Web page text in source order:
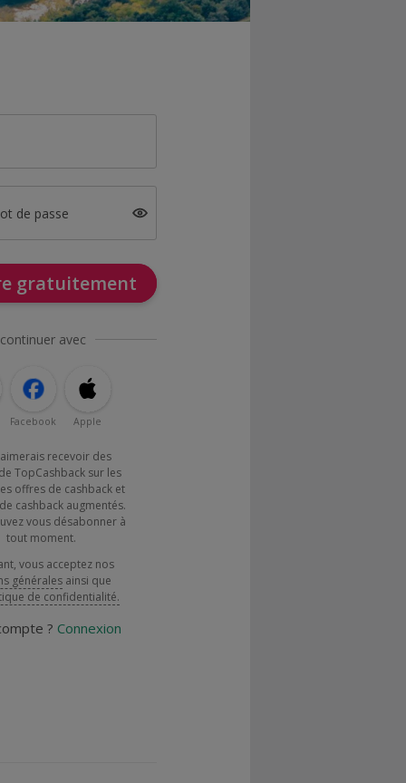
de passe
gratuitement
avec
Facebook Apple
recevoir des
TopCashback sur les
offres de cashback et
cashback augmentés.
vous désabonner à
tout moment.
vous acceptez nos
générales ainsi que
de confidentialité.
? Connexion